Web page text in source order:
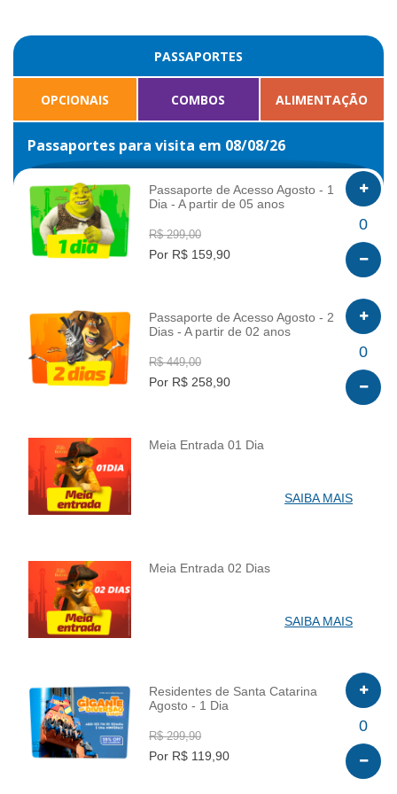
PASSAPORTES
OPCIONAIS COMBOS ALIMENTAÇÃO
Passaportes para visita em 08/08/26
INFO
Passaporte de Acesso Agosto - 1
Dia - A partir de 05 anos
R$ 299,00
Por R$ 159,90
0
INFO
Passaporte de Acesso Agosto - 2
Dias - A partir de 02 anos
R$ 449,00
Por R$ 258,90
0
INFO
Meia Entrada 01 Dia
SAIBA MAIS
INFO
Meia Entrada 02 Dias
SAIBA MAIS
INFO
Residentes de Santa Catarina
Agosto - 1 Dia
R$ 299,90
Por R$ 119,90
0